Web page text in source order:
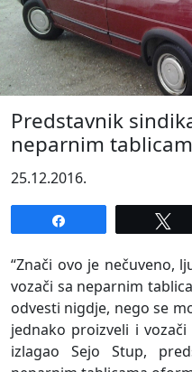
Predstavnik
neparnim
25.12.2016.
“Znači ovo je nečuveno,
vozači sa neparnim
odvesti nigdje, nego se
jednako proizveli i
izlagao Sejo Stup,